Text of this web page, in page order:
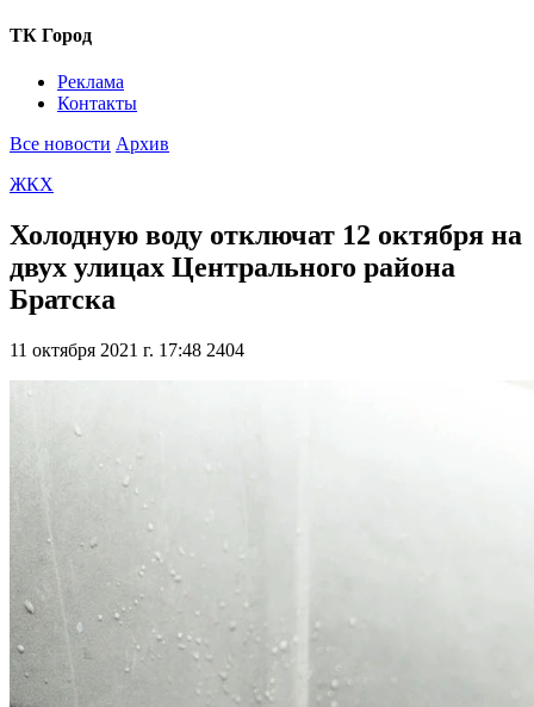
ТК Город
Реклама
Контакты
Все новости Архив
ЖКХ
Холодную воду отключат 12 октября на
двух улицах Центрального района
Братска
11 октября 2021 г. 17:48 2404